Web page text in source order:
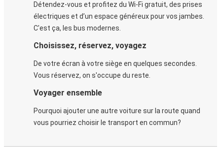
Détendez-vous et profitez du Wi-Fi gratuit, des prises
électriques et d’un espace généreux pour vos jambes.
C'est ça, les bus modernes.
Choisissez, réservez, voyagez
De votre écran à votre siège en quelques secondes.
Vous réservez, on s'occupe du reste.
Voyager ensemble
Pourquoi ajouter une autre voiture sur la route quand
vous pourriez choisir le transport en commun?